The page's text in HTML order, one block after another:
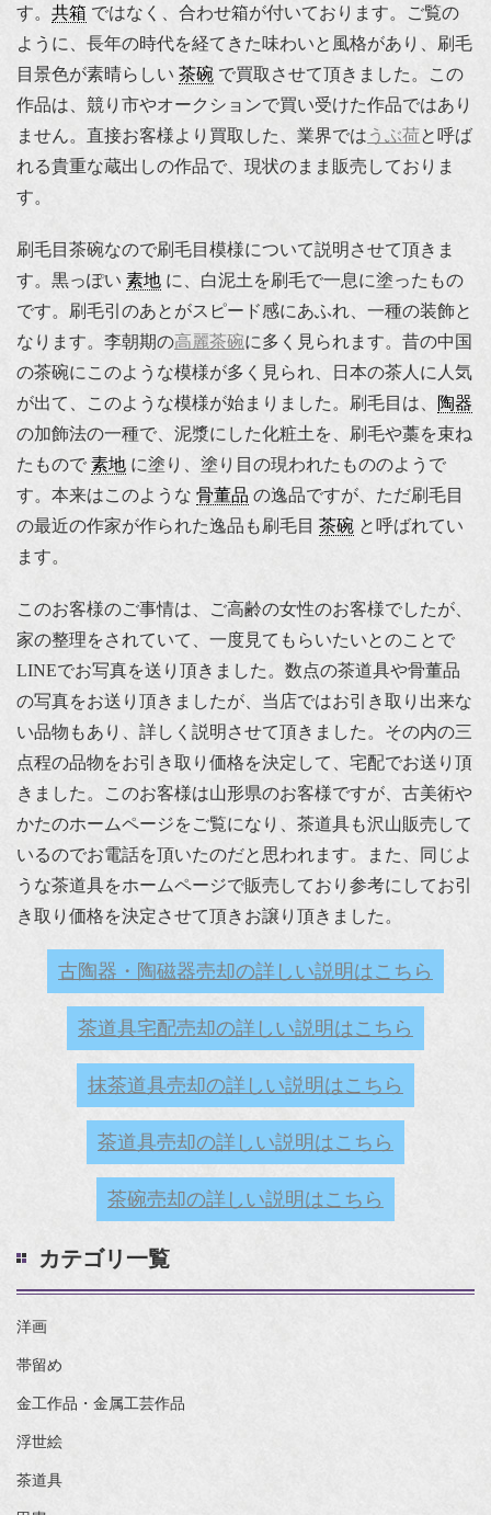
す。 共箱 ではなく、合わせ箱が付いております。ご覧の
ように、長年の時代を経てきた味わいと風格があり、刷毛
目景色が素晴らしい 茶碗 で買取させて頂きました。この
作品は、競り市やオークションで買い受けた作品ではあり
ません。直接お客様より買取した、業界では うぶ荷と呼ば
れる貴重な蔵出しの作品で、現状のまま販売しておりま
す。
刷毛目茶碗なので刷毛目模様について説明させて頂きま
す。黒っぽい 素地 に、白泥土を刷毛で一息に塗ったもの
です。刷毛引のあとがスピード感にあふれ、一種の装飾と
なります。李朝期の高麗茶碗に多く見られます。昔の中国
の茶碗にこのような模様が多く見られ、日本の茶人に人気
が出て、このような模様が始まりました。刷毛目は、
陶器
の加飾法の一種で、泥漿にした化粧土を、刷毛や藁を束ね
たもので 素地 に塗り、塗り目の現われたもののようで
す。本来はこのような 骨董品 の逸品ですが、ただ刷毛目
の最近の作家が作られた逸品も刷毛目 茶碗 と呼ばれてい
ます。
このお客様のご事情は、ご高齢の女性のお客様でしたが、
家の整理をされていて、一度見てもらいたいとのことで
LINEでお写真を送り頂きました。数点の茶道具や骨董品
の写真をお送り頂きましたが、当店ではお引き取り出来な
い品物もあり、詳しく説明させて頂きました。その内の三
点程の品物をお引き取り価格を決定して、宅配でお送り頂
きました。このお客様は山形県のお客様ですが、古美術や
かたのホームページをご覧になり、茶道具も沢山販売して
いるのでお電話を頂いたのだと思われます。また、同じよ
うな茶道具をホームページで販売しており参考にしてお引
き取り価格を決定させて頂きお譲り頂きました。
古陶器・陶磁器売却の詳しい説明はこちら
茶道具宅配売却の詳しい説明はこちら
抹茶道具売却の詳しい説明はこちら
茶道具売却の詳しい説明はこちら
茶碗売却の詳しい説明はこちら
カテゴリ一覧
洋画
帯留め
金工作品・金属工芸作品
浮世絵
茶道具